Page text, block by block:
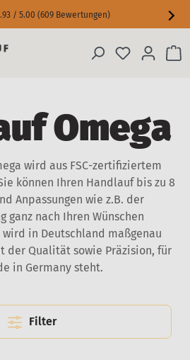
/ 5.00 (609 Bewertungen)
Omega
wird aus FSC-zertifiziertem
können Ihren Handlauf bis zu 8
Anpassungen wie z.B. der
ganz nach Ihren Wünschen
in Deutschland maßgenau
der Qualität sowie Präzision, für
in Germany steht.
Filter